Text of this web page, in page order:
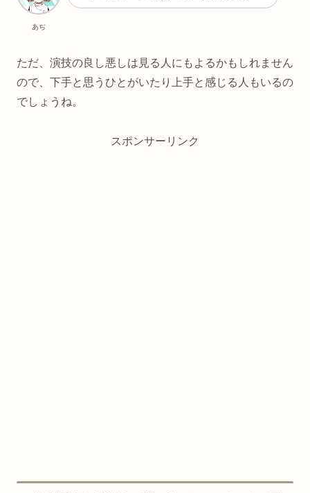
あぢ
ただ、演技の良し悪しは見る人にもよるかもしれません
ので、下手と思うひとがいたり上手と感じる人もいるの
でしょうね。
スポンサーリンク